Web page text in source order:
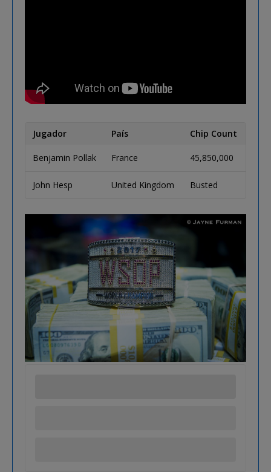
Jugador País Chip Count
Benjamin Pollak France 45,850,000
John Hesp United Kingdom Busted